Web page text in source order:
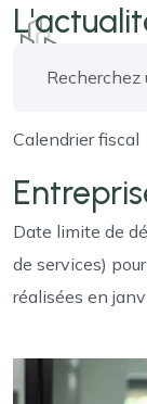
Calendrier fiscal
Date limite de
de services)
réalisées en